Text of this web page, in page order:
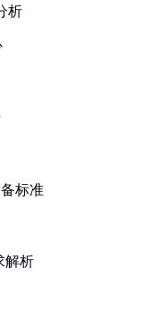
析
标准
解析